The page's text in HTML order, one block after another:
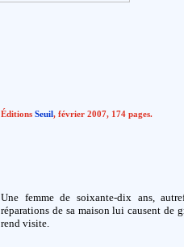
Éditions Seuil, février 2007, 174 pages.
Une femme de soixante-dix ans,
réparations de sa maison lui causent de
rend visite.